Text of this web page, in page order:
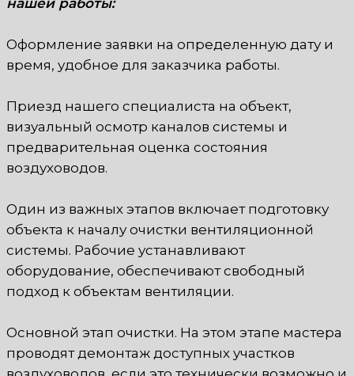
Оформление заявки на определенную дату и
время, удобное для заказчика работы.
Приезд нашего специалиста на объект,
визуальный осмотр каналов системы и
предварительная оценка состояния
воздуховодов.
Один из важных этапов включает подготовку
объекта к началу очистки вентиляционной
системы. Рабочие устанавливают
оборудование, обеспечивают свободный
подход к объектам вентиляции.
Основной этап очистки. На этом этапе мастера
проводят демонтаж доступных участков